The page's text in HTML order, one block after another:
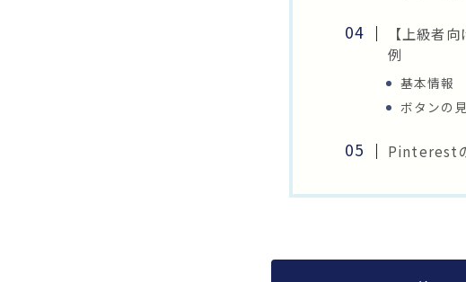
【上級者
例
基本情報
ボタンの
Pinterest